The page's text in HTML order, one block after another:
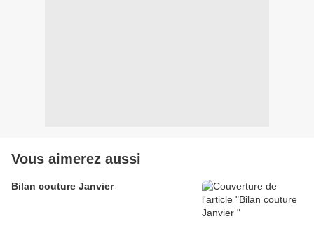
Vous aimerez aussi
Bilan couture Janvier